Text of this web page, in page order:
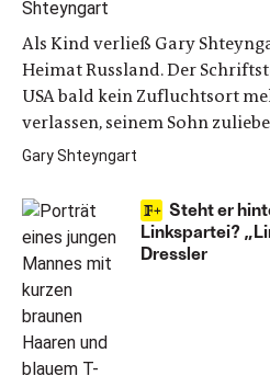
Als Kind verließ Gary
Heimat Russland. Der
USA bald kein Zufluchtsort
verlassen, seinem Sohn
Gary Shteyngart
Steht er
Linkspartei?
Dressler